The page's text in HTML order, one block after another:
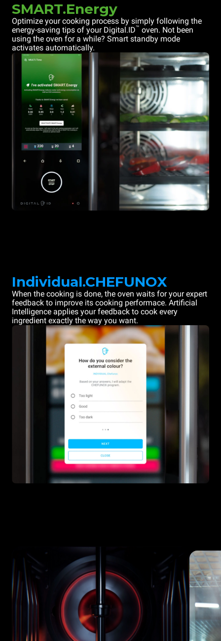
SMART.Energy
Optimize your cooking process by simply following the
energy-saving tips of your Digital.ID™ oven. Not been
using the oven for a while? Smart standby mode
activates automatically.
Individual.CHEFUNOX
When the cooking is done, the oven waits for your expert
feedback to improve its cooking performace. Artificial
Intelligence applies your feedback to cook every
ingredient exactly the way you want.